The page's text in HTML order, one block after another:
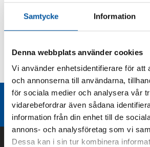
Samtycke Information
Denna webbplats använder cookies
Vi använder enhetsidentifierare för att
och annonserna till användarna,
för sociala medier och analysera vår
vidarebefordrar även sådana
information från din enhet till de
annons- och analysföretag som vi
Dessa kan i sin tur kombinera
Produktbeskrivning
Teknisk dokumentation
Liknande produktgrupper